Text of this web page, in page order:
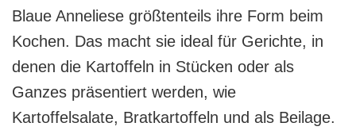
Blaue Anneliese größtenteils ihre Form beim
Kochen. Das macht sie ideal für Gerichte, in
denen die Kartoffeln in Stücken oder als
Ganzes präsentiert werden, wie
Kartoffelsalate, Bratkartoffeln und als Beilage.